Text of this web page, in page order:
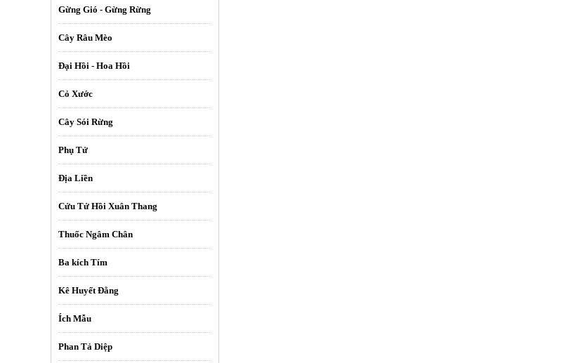
Gừng Gió - Gừng Rừng
Cây Râu Mèo
Đại Hồi - Hoa Hồi
Cỏ Xước
Cây Sói Rừng
Phụ Tử
Địa Liền
Cửu Tử Hồi Xuân Thang
Thuốc Ngâm Chân
Ba kích Tím
Kê Huyết Đằng
Ích Mẫu
Phan Tả Diệp